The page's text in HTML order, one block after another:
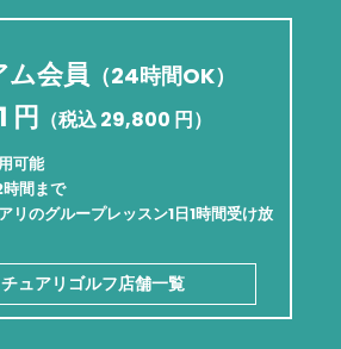
ム会員 （24時間OK）
円 （税込 29,800 円）
可能
時間まで
リのグループレッスン1日1時間受け放
ュアリゴルフ店舗一覧